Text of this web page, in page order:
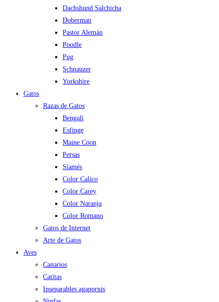
Dachshund Salchicha
Doberman
Pastor Alemán
Poodle
Pug
Schnauzer
Yorkshire
Gatos
Razas de Gatos
Bengalí
Esfinge
Maine Coon
Persas
Siamés
Color Calico
Color Carey
Color Naranja
Color Romano
Gatos de Internet
Arte de Gatos
Aves
Canarios
Catitas
Inseparables agapornis